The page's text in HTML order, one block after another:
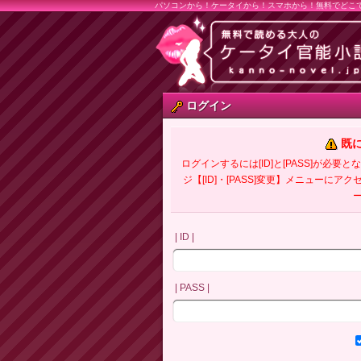
パソコンから！ケータイから！スマホから！無料でどこ
ログイン
既
ログインするには[ID]と[PASS]が必要と
ジ【[ID]・[PASS]変更】メニューにアク
| ID |
| PASS |